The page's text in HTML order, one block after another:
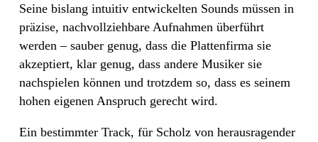
Seine bislang intuitiv entwickelten Sounds müssen in
präzise, nachvollziehbare Aufnahmen überführt
werden – sauber genug, dass die Plattenfirma sie
akzeptiert, klar genug, dass andere Musiker sie
nachspielen können und trotzdem so, dass es seinem
hohen eigenen Anspruch gerecht wird.
Ein bestimmter Track, für Scholz von herausragender